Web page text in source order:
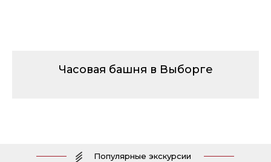
Часовая башня в Выборге
Популярные экскурсии